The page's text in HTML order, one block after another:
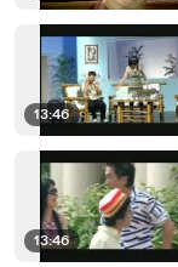
13:46
13:46